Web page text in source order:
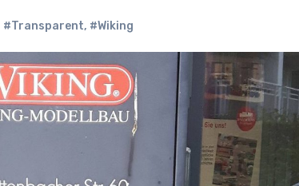
#Transparent, #Wiking